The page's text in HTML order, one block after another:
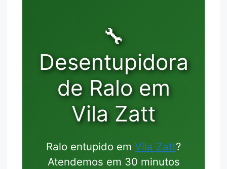
🔧
Desentupidora
de Ralo em
Vila Zatt
Ralo entupido em Vila Zatt?
Atendemos em 30 minutos